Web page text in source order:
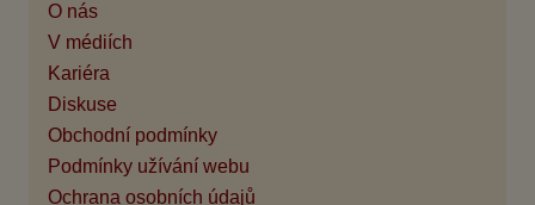
O nás
V médiích
Kariéra
Diskuse
Obchodní podmínky
Podmínky užívání webu
Ochrana osobních údajů